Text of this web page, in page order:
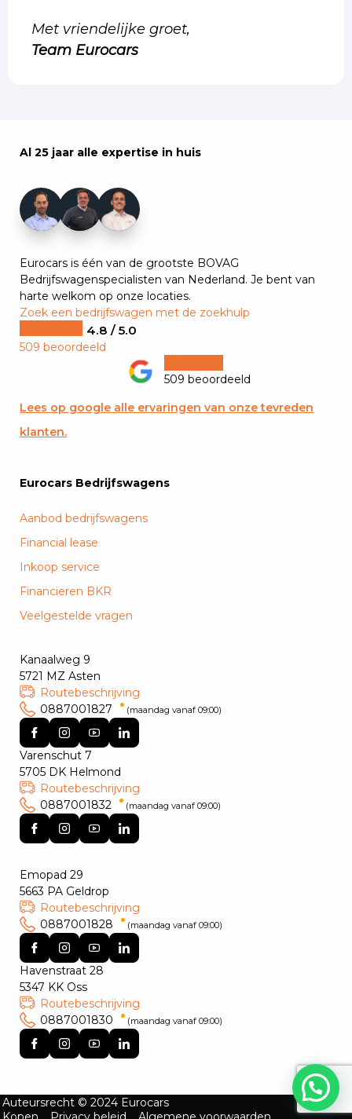
Met vriendelijke groet,
Team Eurocars
Al 25 jaar alle expertise in huis
Eurocars is één van de grootste BOVAG
Bedrijfswagenspecialisten van Nederland. Je bent van
harte welkom op onze locaties.
Zoek een bedrijfswagen met de zoekhulp
4.8 / 5.0
509 beoordeeld
509 beoordeeld
Lees op google alle ervaringen van onze tevreden
klanten.
Eurocars Bedrijfswagens
Aanbod bedrijfswagens
Financial lease
Inkoop service
Financieren BKR
Veelgestelde vragen
Kanaalweg 9
5721 MZ Asten
Routebeschrijving
0887001827
(maandag vanaf 09:00)
Varenschut 7
5705 DK Helmond
Routebeschrijving
0887001832
(maandag vanaf 09:00)
Emopad 29
5663 PA Geldrop
Routebeschrijving
0887001828
(maandag vanaf 09:00)
Havenstraat 28
5347 KK Oss
Routebeschrijving
0887001830
(maandag vanaf 09:00)
Auteursrecht © 2024 Eurocars